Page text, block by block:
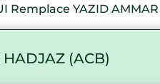
Remplace YAZID AMMAR
(ACB)